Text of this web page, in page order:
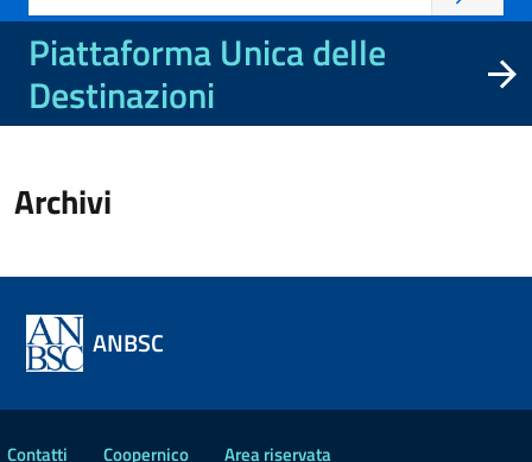
per:
Piattaforma Unica delle
Destinazioni
Archivi
ANBSC
Contatti Coopernico Area riservata